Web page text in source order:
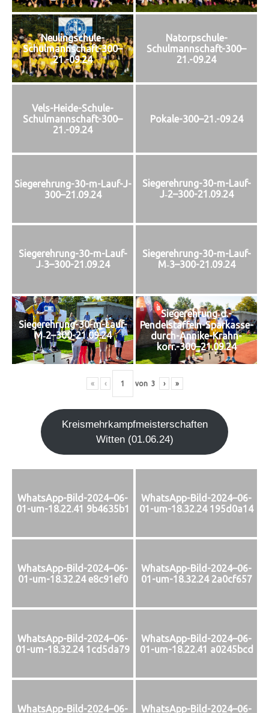
Neulingschule-
Schulmannschaft-300–
21.-09.24
Natorpschule-
Schulmannschaft-300–
21.-09.24
Vels-Heide-Schule-
Schulmannschaft-300–
21.-09.24
Pokale-300–21.-09.24
Siegerehrung-30-m-Lauf-J-
300–21.09.24
Siegerehrung-30-m-Lauf-
J‑2–300-21.09.24
Siegerehrung-30-m-Lauf-
J‑3–300-21.09.24
Siegerehrung-30-m-Lauf-
M‑3–300-21.09.24
Siegerehrung-30-m-Lauf-
M‑2–300-21.09.24
Siegerehrung‑d.-
Pendelstaffeln-Sparkasse-
durch-Annike-Krahn-
korr.-300–21.09.24
« ‹ von 3 › »
Kreis­mehr­kampf­meis­ter­schaf­ten
Wit­ten (01.06.24)
WhatsApp-Bild-2024–06-
01-um-18.22.41 9b4635b1
WhatsApp-Bild-2024–06-
01-um-18.32.24 195d0a14
WhatsApp-Bild-2024–06-
01-um-18.32.24 e8c91ef0
WhatsApp-Bild-2024–06-
01-um-18.32.24 2a0cf657
WhatsApp-Bild-2024–06-
01-um-18.32.24 1cd5da79
WhatsApp-Bild-2024–06-
01-um-18.22.41 a0245bcd
WhatsApp-Bild-2024–06- WhatsApp-Bild-2024–06-